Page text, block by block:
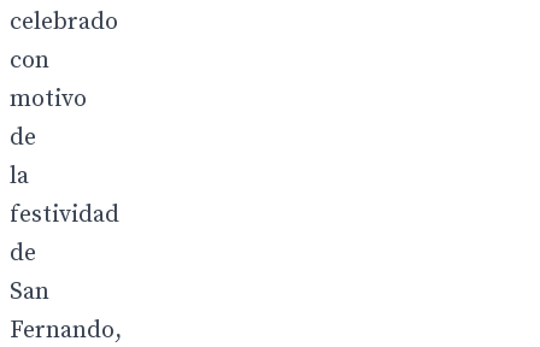
celebrado
con
motivo
de
la
festividad
de
San
Fernando,